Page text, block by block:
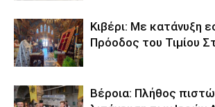
Κιβέρι: Με κατάνυξη
Πρόοδος του Τιμίου
Βέροια: Πλήθος